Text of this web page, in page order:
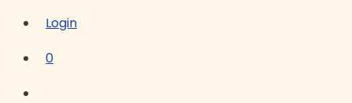
Login
0